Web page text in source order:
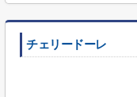
チェリードーレ